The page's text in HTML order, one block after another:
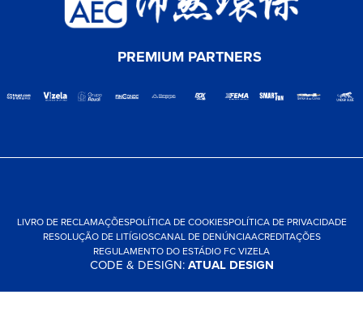
PREMIUM PARTNERS
LIVRO DE RECLAMAÇÕESPOLÍTICA DE COOKIESPOLÍTICA DE PRIVACIDADE
RESOLUÇÃO DE LITÍGIOSCANAL DE DENÚNCIAACREDITAÇÕES
REGULAMENTO DO ESTÁDIO FC VIZELA
CODE & DESIGN:ATUAL DESIGN